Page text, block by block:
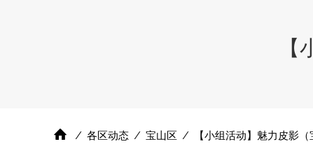
⁄ 各区动态 ⁄ 宝山区 ⁄
【小组活动】魅力皮影（